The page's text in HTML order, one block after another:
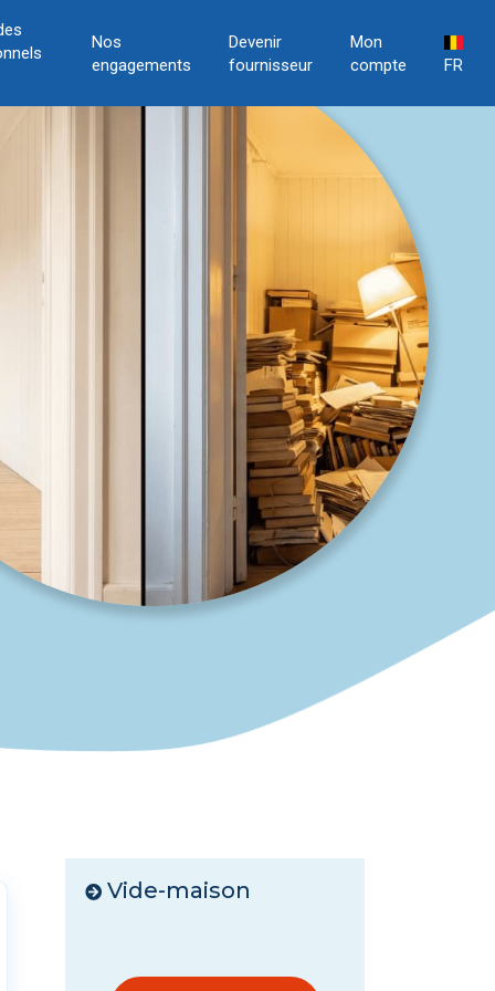
Nos
engagements
Devenir
fournisseur
Mon
compte
FR
Vide-maison